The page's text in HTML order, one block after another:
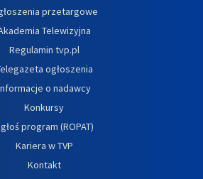
przetargowe
Telewizyjna
Regulamin tvp.pl
ogłoszenia
o nadawcy
Konkursy
program (ROPAT)
Kariera w TVP
Kontakt